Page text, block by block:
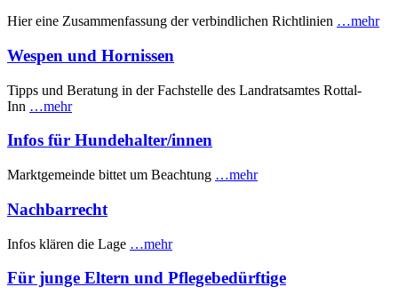
Hier eine Zusammenfassung der verbindlichen Richtlinien …mehr
Wespen und Hornissen
Tipps und Beratung in der Fachstelle des Landratsamtes Rottal-
Inn …mehr
Infos für Hundehalter/innen
Marktgemeinde bittet um Beachtung …mehr
Nachbarrecht
Infos klären die Lage …mehr
Für junge Eltern und Pflegebedürftige